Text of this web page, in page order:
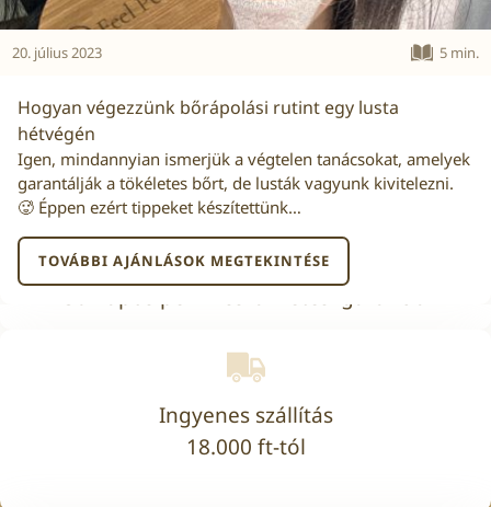
20. július 2023 5 min.
Hogyan végezzünk bőrápolási rutint egy lusta
hétvégén
Igen, mindannyian ismerjük a végtelen tanácsokat, amelyek
garantálják a tökéletes bőrt, de lusták vagyunk kivitelezni.
🥵 Éppen ezért tippeket készítettünk…
TOVÁBBI AJÁNLÁSOK MEGTEKINTÉSE
30 napos pénzvisszafizetési garancia
Ingyenes szállítás
18.000 ft-tól